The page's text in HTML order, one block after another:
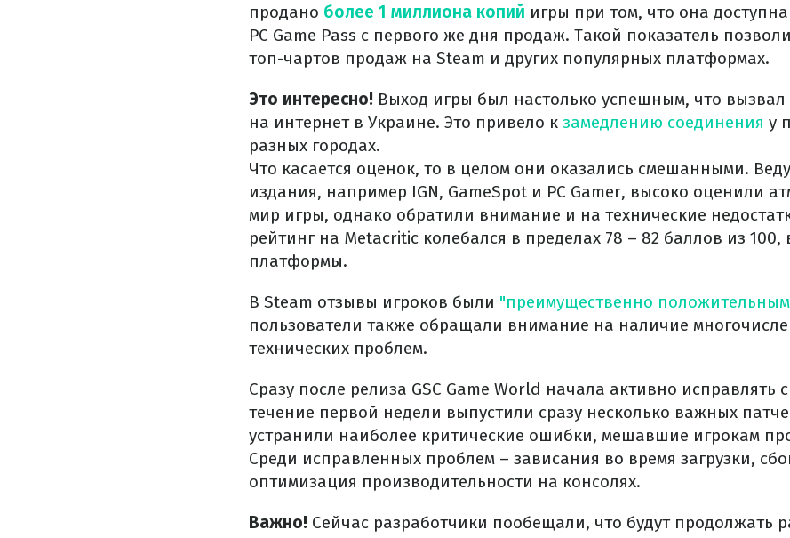
продано более 1 миллиона копий игры при том, что она
PC Game Pass с первого же дня продаж. Такой показатель
топ-чартов продаж на Steam и других популярных платформах.
Это интересно! Выход игры был настолько успешным, что вызвал
на интернет в Украине. Это привело к замедлению соединения у
разных городах.
Что касается оценок, то в целом они оказались смешанными.
издания, например IGN, GameSpot и PC Gamer, высоко оценили
мир игры, однако обратили внимание и на технические
рейтинг на Metacritic колебался в пределах 78 – 82 баллов из 100,
платформы.
В Steam отзывы игроков были "преимущественно
пользователи также обращали внимание на наличие
технических проблем.
Сразу после релиза GSC Game World начала активно исправлять
течение первой недели выпустили сразу несколько важных
устранили наиболее критические ошибки, мешавшие игрокам
Среди исправленных проблем – зависания во время загрузки,
оптимизация производительности на консолях.
Важно! Сейчас разработчики пообещали, что будут продолжать